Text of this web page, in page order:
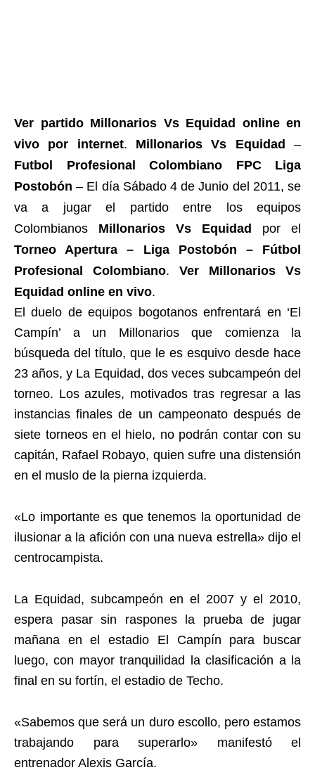
Ver partido Millonarios Vs Equidad online en
vivo por internet. Millonarios Vs Equidad
–
Futbol Profesional Colombiano FPC Liga
Postobón – El día Sábado 4 de Junio del 2011, se
va a jugar el partido entre los equipos
Colombianos Millonarios Vs Equidad
por el
Torneo Apertura – Liga Postobón – Fútbol
Profesional Colombiano. Ver Millonarios Vs
Equidad online en vivo.
El duelo de equipos bogotanos enfrentará en ‘El
Campín’ a un Millonarios que comienza la
búsqueda del título, que le es esquivo desde hace
23 años, y La Equidad, dos veces subcampeón del
torneo. Los azules, motivados tras regresar a las
instancias finales de un campeonato después de
siete torneos en el hielo, no podrán contar con su
capitán, Rafael Robayo, quien sufre una distensión
en el muslo de la pierna izquierda.
«Lo importante es que tenemos la oportunidad de
ilusionar a la afición con una nueva estrella» dijo el
centrocampista.
La Equidad, subcampeón en el 2007 y el 2010,
espera pasar sin raspones la prueba de jugar
mañana en el estadio El Campín para buscar
luego, con mayor tranquilidad la clasificación a la
final en su fortín, el estadio de Techo.
«Sabemos que será un duro escollo, pero estamos
trabajando para superarlo» manifestó el
entrenador Alexis García.